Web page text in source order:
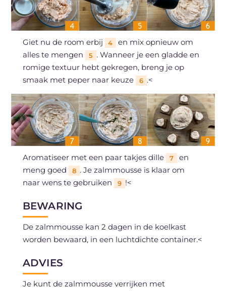
Giet nu de room erbij 4
en mix opnieuw om
alles te mengen
5 . Wanneer je een gladde en
romige textuur hebt gekregen, breng je op
smaak met peper naar keuze
6 .<
Aromatiseer met een paar takjes dille 7
en
meng goed
8 . Je zalmmousse is klaar om
naar wens te gebruiken
9 !<
BEWARING
De zalmmousse kan 2 dagen in de koelkast
worden bewaard, in een luchtdichte container.<
ADVIES
Je kunt de zalmmousse verrijken met